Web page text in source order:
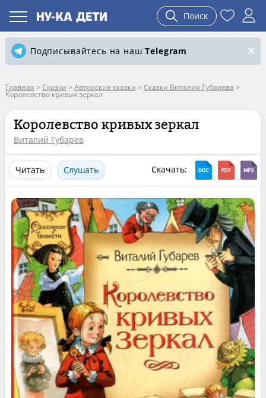
Поиск
Подписывайтесь на нашTelegram
Главная > Сказки > Авторские сказки > Сказки Виталия Губарева >
Королевство кривых зеркал
Королевство кривых зеркал
Виталий Губарев
Читать Слушать Скачать: